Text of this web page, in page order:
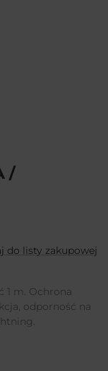
/
do listy zakupowej
1 m. Ochrona
odporność na